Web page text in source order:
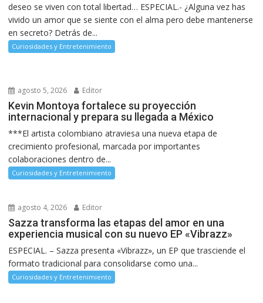
deseo se viven con total libertad… ESPECIAL.- ¿Alguna vez has
vivido un amor que se siente con el alma pero debe mantenerse
en secreto? Detrás de...
Curiosidades y Entretenimiento
agosto 5, 2026 Editor
Kevin Montoya fortalece su proyección
internacional y prepara su llegada a México
***El artista colombiano atraviesa una nueva etapa de
crecimiento profesional, marcada por importantes
colaboraciones dentro de...
Curiosidades y Entretenimiento
agosto 4, 2026 Editor
Sazza transforma las etapas del amor en una
experiencia musical con su nuevo EP «Vibrazz»
ESPECIAL. – Sazza presenta «Vibrazz», un EP que trasciende el
formato tradicional para consolidarse como una...
Curiosidades y Entretenimiento